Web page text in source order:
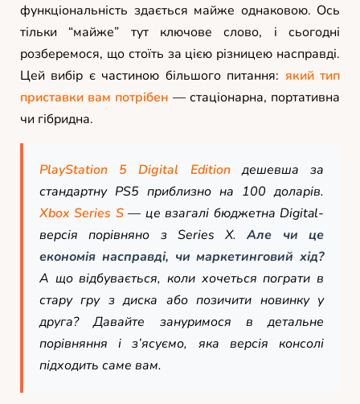
функціональність здається майже однаковою. Ось
тільки “майже” тут ключове слово, і сьогодні
розберемося, що стоїть за цією різницею насправді.
Цей вибір є частиною більшого питання: який тип
приставки вам потрібен — стаціонарна, портативна
чи гібридна.
PlayStation 5 Digital Editionдешевша за
стандартну PS5 приблизно на 100 доларів.
Xbox Series S— це взагалі бюджетна Digital-
версія порівняно з Series X.Але чи це
економія насправді, чи маркетинговий хід?
А що відбувається, коли хочеться пограти в
стару гру з диска або позичити новинку у
друга? Давайте зануримося в детальне
порівняння і з’ясуємо, яка версія консолі
підходить саме вам.